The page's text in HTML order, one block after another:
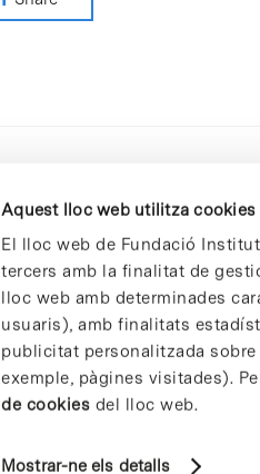
Aquest lloc web utilitza cookies
El lloc web de Fundació
tercers amb la finalitat de
lloc web amb determinades
usuaris), amb finalitats
publicitat personalitzada
exemple, pàgines visitades).
de cookies del lloc web.
Mostrar-ne els detalls